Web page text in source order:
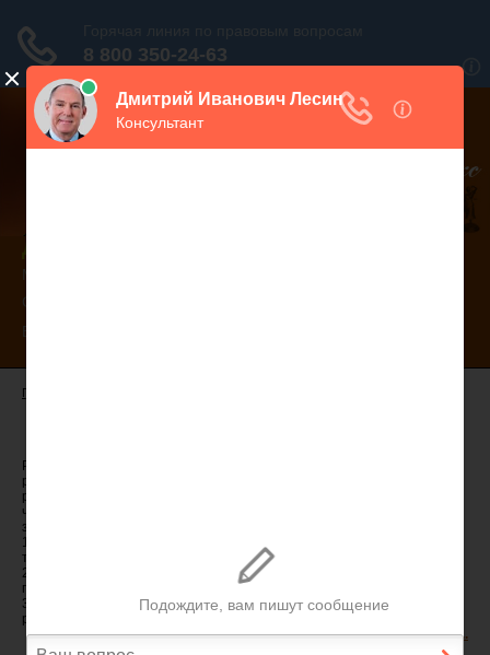
Москва и МО
СПб и ЛО
Все регионы
ГЛАВНАЯ
Работаем по 10 часов в день. Но недавно узнали, что по договору
работаем по 8 часов (расписались за них), а 2 часа работы
работодатель оплачивает нам сам (так он ска­зал). Наш оклад за 8
часов-2189 руб./мес. Плюс 547,25руб./мес. - за 2 часа. Плюс еще 12%
за вредные моющие средства. У нас несколько вопросов:
1. Правильно ли оплачивают нам эти 2 часа (работодатель назвал их
то ли совместительством, то ли совмещением)?
2. Положены ли нам какие-то льготы из-за вредности сейчас и потом к
пенсии?
3. Что такое локальный фонд премий, и как руководство должно его
распределять?
читать дальше...